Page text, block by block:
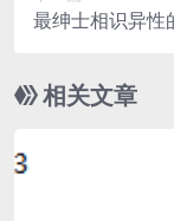
最绅士相识异性
相关文章